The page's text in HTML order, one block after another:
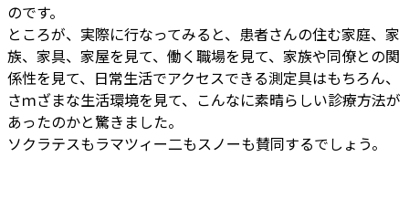
のです。
ところが、実際に行なってみると、患者さんの住む家庭、家
族、家具、家屋を見て、働く職場を見て、家族や同僚との関
係性を見て、日常生活でアクセスできる測定具はもちろん、
さｍざまな生活環境を見て、こんなに素晴らしい診療方法が
あったのかと驚きました。
ソクラテスもラマツィー二もスノーも賛同するでしょう。